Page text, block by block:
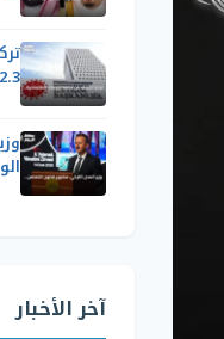
2.3 تريليون دولار خلال 40 عاماً
آخر الأخبار